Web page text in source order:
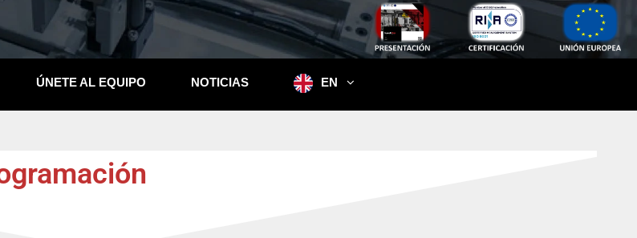
ÚNETE AL EQUIPO NOTICIAS EN